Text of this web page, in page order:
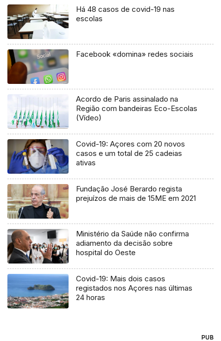
Há 48 casos de covid-19 nas
escolas
Facebook «domina» redes sociais
Acordo de Paris assinalado na
Região com bandeiras Eco-Escolas
(Vídeo)
Covid-19: Açores com 20 novos
casos e um total de 25 cadeias
ativas
Fundação José Berardo regista
prejuízos de mais de 15ME em 2021
Ministério da Saúde não confirma
adiamento da decisão sobre
hospital do Oeste
Covid-19: Mais dois casos
registados nos Açores nas últimas
24 horas
PUB